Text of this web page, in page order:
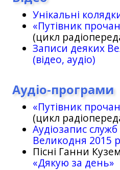
Унікальні
«Путівник
(цикл
Записи деяких
(відео, аудіо)
Аудіо-програми
«Путівник
(цикл
Аудіозапис
Великодня 2015
Пісні Ганни
«Дякую за день»